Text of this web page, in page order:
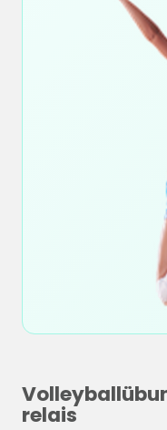
relais